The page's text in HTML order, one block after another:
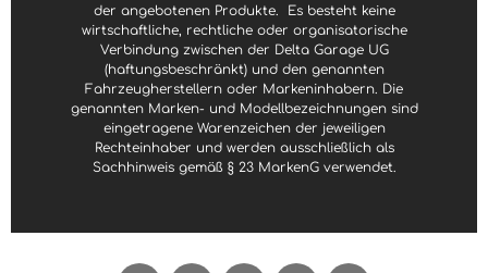
der angebotenen Produkte.
Es besteht keine
wirtschaftliche, rechtliche oder organisatorische
Verbindung zwischen der Delta Garage UG
(haftungsbeschränkt) und den genannten
Fahrzeugherstellern oder Markeninhabern. Die
genannten Marken- und Modellbezeichnungen sind
eingetragene Warenzeichen der jeweiligen
Rechteinhaber und werden ausschließlich als
Sachhinweis gemäß § 23 MarkenG verwendet.